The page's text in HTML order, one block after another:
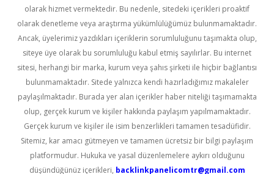
olarak hizmet vermektedir. Bu nedenle, sitedeki içerikleri proaktif
olarak denetleme veya araştırma yükümlülüğümüz bulunmamaktadır.
Ancak, üyelerimiz yazdıkları içeriklerin sorumluluğunu taşımakta olup,
siteye üye olarak bu sorumluluğu kabul etmiş sayılırlar. Bu internet
sitesi, herhangi bir marka, kurum veya şahıs şirketi ile hiçbir bağlantısı
bulunmamaktadır. Sitede yalnızca kendi hazırladığımız makaleler
paylaşılmaktadır. Burada yer alan içerikler haber niteliği taşımamakta
olup, gerçek kurum ve kişiler hakkında paylaşım yapılmamaktadır.
Gerçek kurum ve kişiler ile isim benzerlikleri tamamen tesadüfidir.
Sitemiz, kar amacı gütmeyen ve tamamen ücretsiz bir bilgi paylaşım
platformudur. Hukuka ve yasal düzenlemelere aykırı olduğunu
düşündüğünüz içerikleri, backlinkpanelicomtr@gmail.com